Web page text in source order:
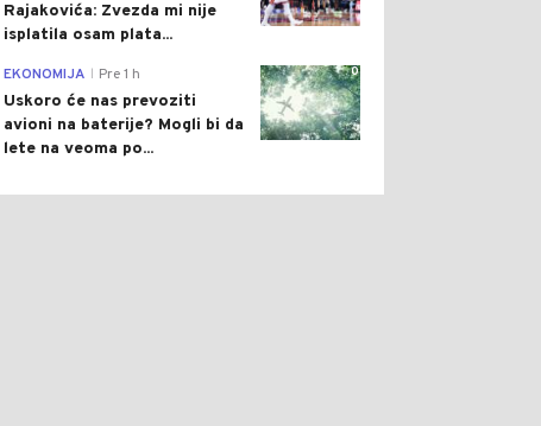
Rajakovića: Zvezda mi nije
isplatila osam plata...
0
EKONOMIJA Pre 1 h
Uskoro će nas prevoziti
avioni na baterije? Mogli bi da
lete na veoma po...